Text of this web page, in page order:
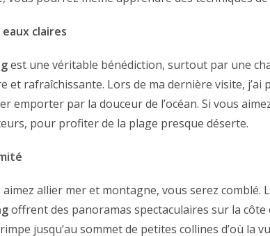
claires
est une véritable bénédiction, surtout par une
et rafraîchissante. Lors de ma dernière visite, j’ai
emporter par la douceur de l’océan. Si vous
pour profiter de la plage presque déserte.
aimez allier mer et montagne, vous serez
offrent des panoramas spectaculaires sur la côte
jusqu’au sommet de petites collines d’où la